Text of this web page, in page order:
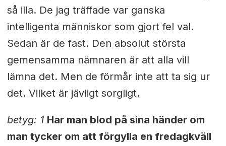
så illa. De jag träffade var ganska
intelligenta människor som gjort fel val.
Sedan är de fast. Den absolut största
gemensamma nämnaren är att alla vill
lämna det. Men de förmår inte att ta sig ur
det. Vilket är jävligt sorgligt.
betyg: 1 Har man blod på sina händer om
man tycker om att förgylla en fredagkväll